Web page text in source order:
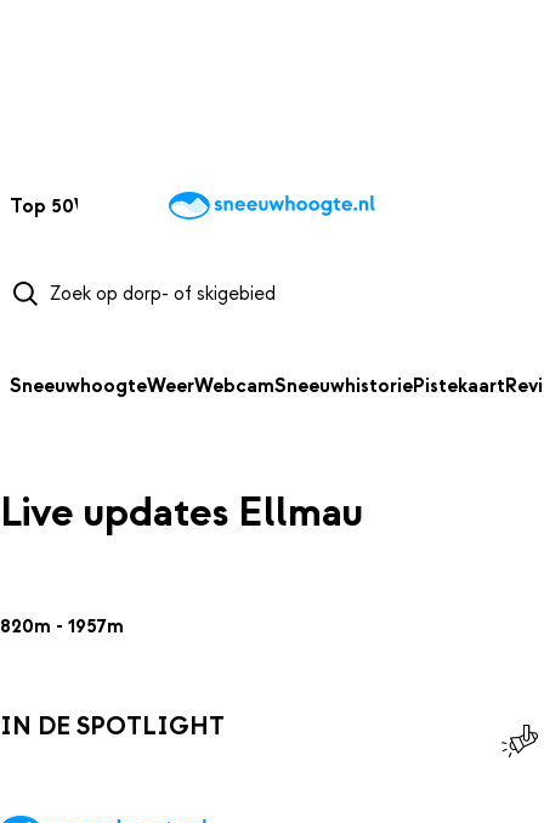
Top 50Webcams WintersportweerKaarten
SneeuwhoogteWeerWebcamSneeuwhistoriePistekaart
Live updates Ellmau
820m - 1957m
IN DE SPOTLIGHT